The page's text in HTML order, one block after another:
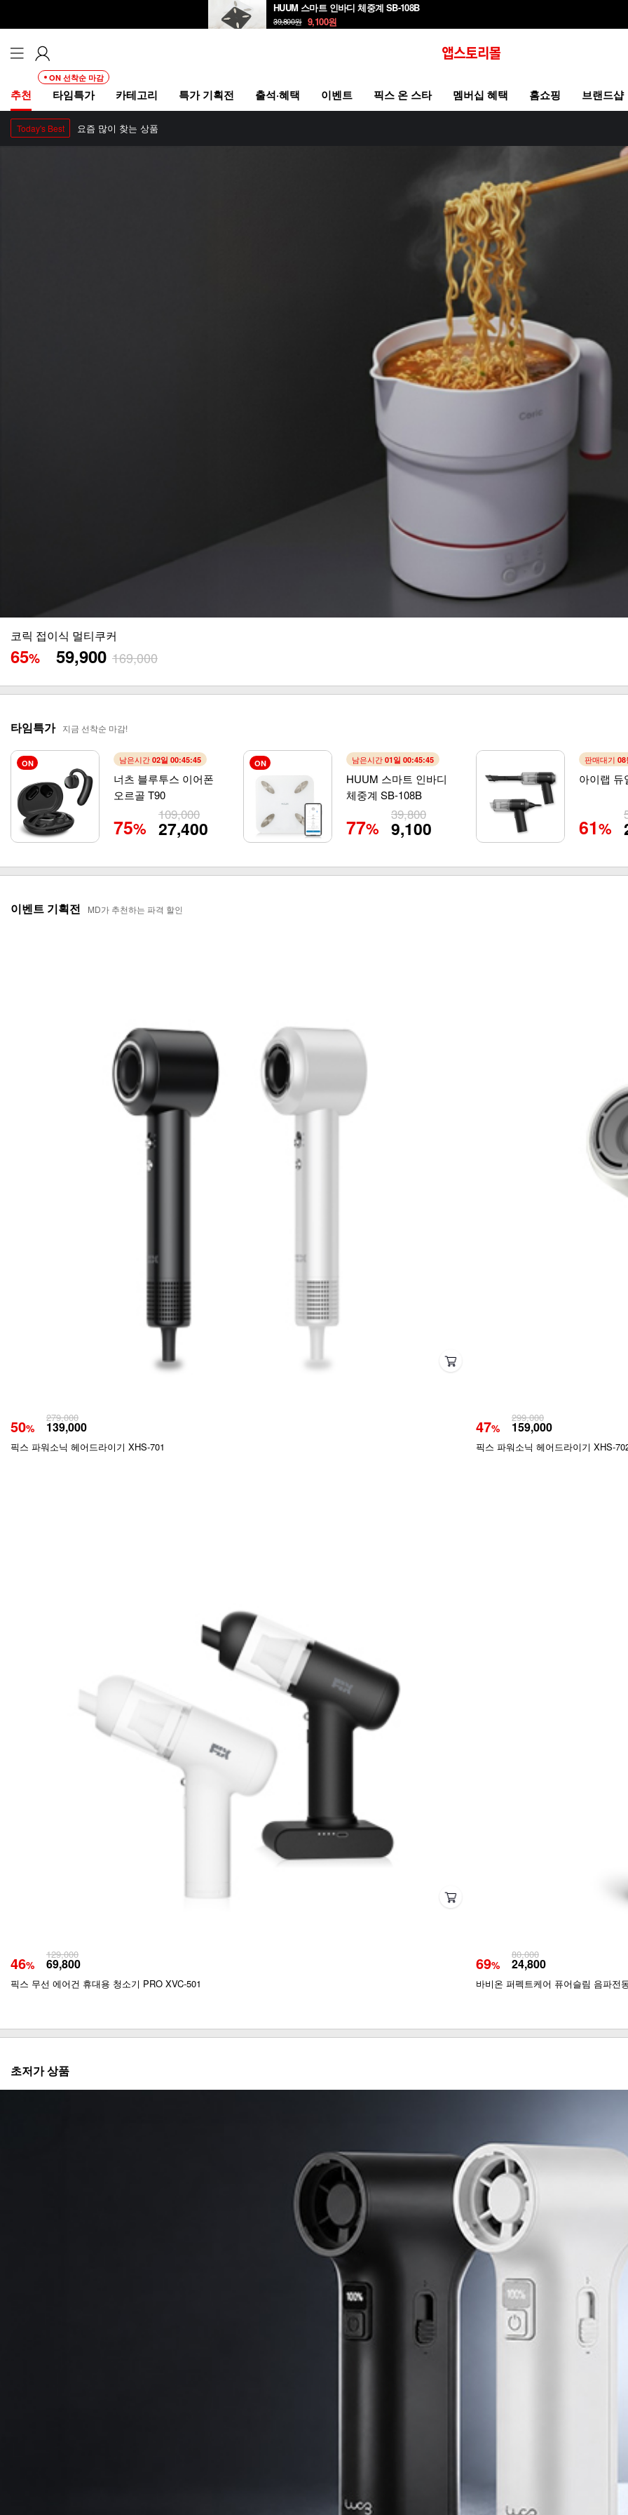
HUUM 스마트 인바디 체중계 SB-108B
39,800원 9,100원
추천
ON 선착순 마감
타임특가 카테고리 특가 기획전 출석·혜택 이벤트 픽스 온 스타 멤버십 혜택 홈쇼핑 브랜드샵
Today's Best 요즘 많이 찾는 상품
코릭 접이식 멀티쿠커
65% 59,900 169,000
타임특가 지금 선착순 마감!
ON 남은시간 02일 00:45:44
너츠 블루투스 이어폰
오르골 T90
75%
109,000
27,400
ON 남은시간 01일 00:45:44
HUUM 스마트 인바디
체중계 SB-108B
77%
39,800
9,100
판매대기 08
아이랩 듀
61%
이벤트 기획전 MD가 추천하는 파격 할인
50%
279,000
139,000
픽스 파워소닉 헤어드라이기 XHS-701
47%
299,000
159,000
픽스 파워소닉 헤어드라이기 XHS-
46%
129,000
69,800
픽스 무선 에어건 휴대용 청소기 PRO XVC-501
69%
80,000
24,800
바비온 퍼펙트케어 퓨어슬림 음파전
초저가 상품